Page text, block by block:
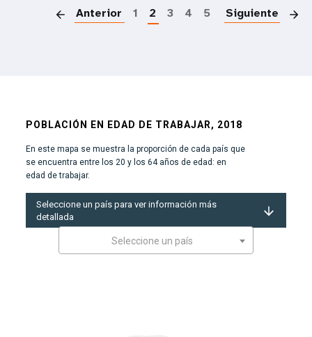
Anterior 1 2 3 4 5 Siguiente
POBLACIÓN EN EDAD DE TRABAJAR, 2018
En este mapa se muestra la proporción de cada país que
se encuentra entre los 20 y los 64 años de edad: en
edad de trabajar.
Seleccione un país para ver información más
detallada
Seleccione un país